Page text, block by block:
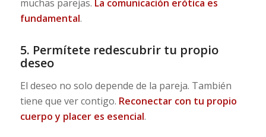
muchas parejas. La comunicación erótica es
fundamental.
5. Permítete redescubrir tu propio
deseo
El deseo no solo depende de la pareja. También
tiene que ver contigo. Reconectar con tu propio
cuerpo y placer es esencial.